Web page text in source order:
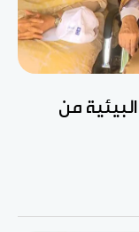
من